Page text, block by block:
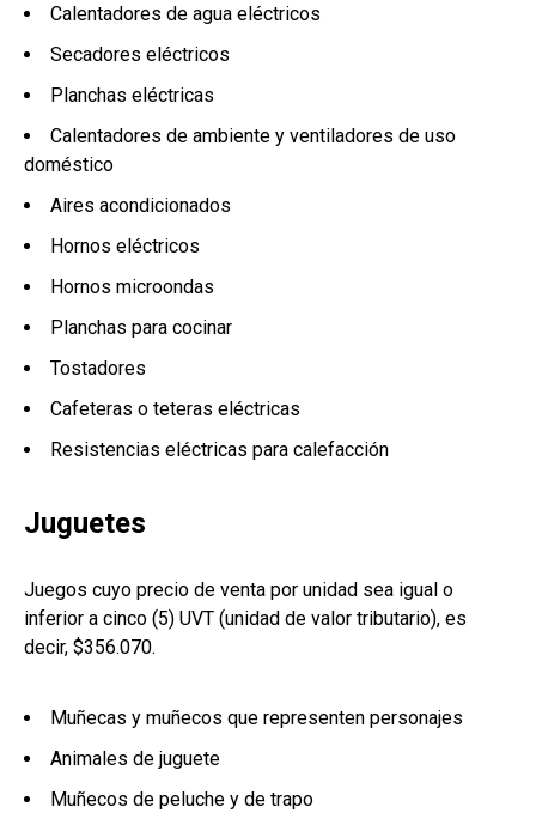
Calentadores de agua eléctricos
Secadores eléctricos
Planchas eléctricas
Calentadores de ambiente y ventiladores de uso
doméstico
Aires acondicionados
Hornos eléctricos
Hornos microondas
Planchas para cocinar
Tostadores
Cafeteras o teteras eléctricas
Resistencias eléctricas para calefacción
Juguetes
Juegos cuyo precio de venta por unidad sea igual o
inferior a cinco (5) UVT (unidad de valor tributario), es
decir, $356.070.
Muñecas y muñecos que representen personajes
Animales de juguete
Muñecos de peluche y de trapo